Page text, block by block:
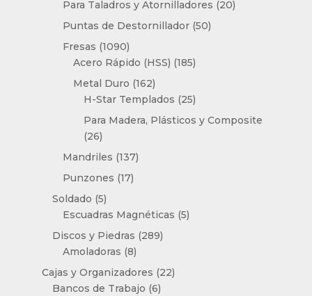
Para Taladros y Atornilladores 2020
Puntas de Destornillador 5050
Fresas 10901090
productos
Acero Rápido (HSS) 185185
Metal Duro 162162
productos
H-Star Templados 2525
productos
Para Madera, Plásticos y Composite
2626
productos
Mandriles 137137
Punzones 1717
Soldado 55
productos
Escuadras Magnéticas 55
Discos y Piedras 289289
Amoladoras 88
productos
Cajas y Organizadores 2222
Bancos de Trabajo 66